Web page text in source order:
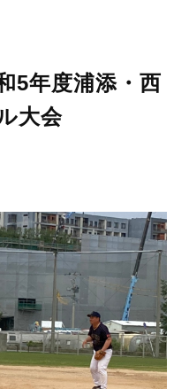
5年度浦添・西
大会